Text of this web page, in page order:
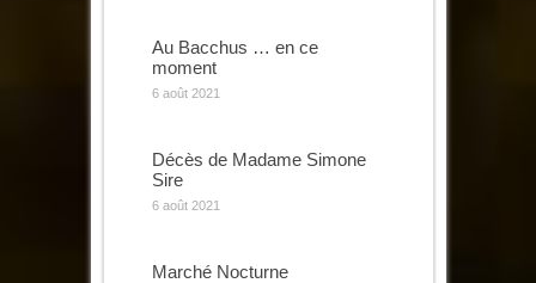
Au Bacchus … en ce
moment
6 août 2021
Décès de Madame Simone
Sire
6 août 2021
Marché Nocturne